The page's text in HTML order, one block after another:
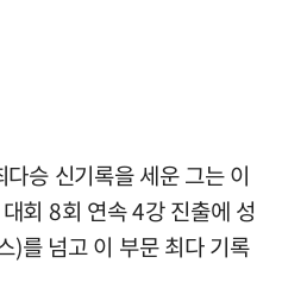
승 신기록을 세운 그는 이
회 8회 연속 4강 진출에 성
)를 넘고 이 부문 최다 기록